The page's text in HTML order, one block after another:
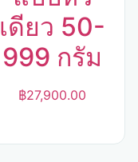
เดียว 50-
999 กรัม
฿27,900.00